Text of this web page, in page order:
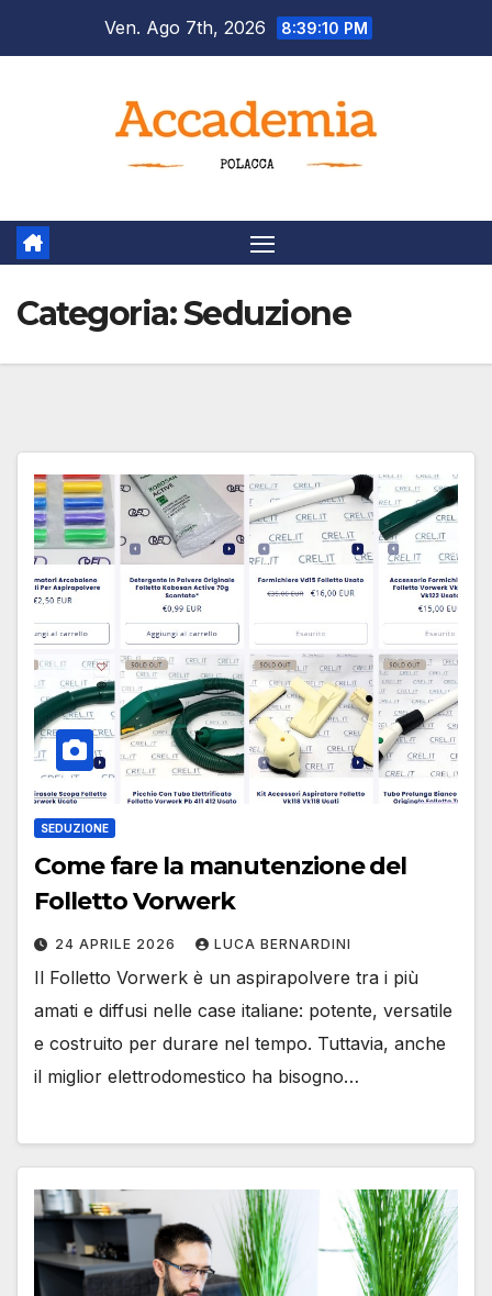
Ven. Ago 7th, 2026 8:39:12 PM
Categoria:Seduzione
SEDUZIONE
Come fare la manutenzione del
Folletto Vorwerk
24 APRILE 2026 LUCA BERNARDINI
Il Folletto Vorwerk è un aspirapolvere tra i più
amati e diffusi nelle case italiane: potente, versatile
e costruito per durare nel tempo. Tuttavia, anche
il miglior elettrodomestico ha bisogno…